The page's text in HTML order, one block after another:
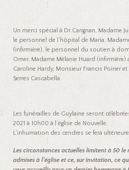
Un merci spécial à Dr Carignan, Madame
le personnel de l’hôpital de Maria,
(infirmière), le personnel du soutien à
Omer, Madame Mélanie Huard (infirmière)
Caroline Hardy, Monsieur Francis Poirier
Serres Cascabella.
Les funérailles de Guylaine seront
2021 à 10h00 à l’église de Nouvelle.
L’inhumation des cendres se fera
Les circonstances actuelles limitent à 50 le
admises à l’église et ce, sur invitation, ce